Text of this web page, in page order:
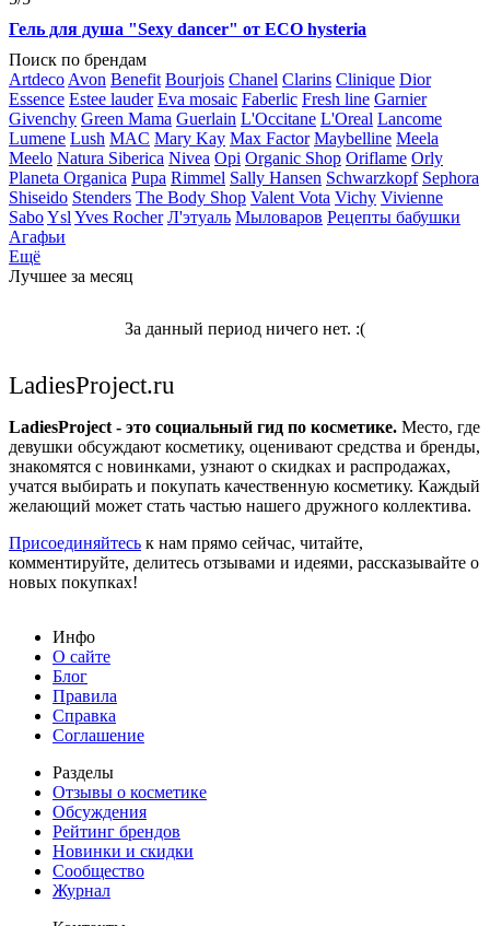
Гель для душа "Sexy dancer" от ECO hysteria
Поиск по брендам
Artdeco Avon Benefit Bourjois Chanel Clarins Clinique Dior
Essence Estee lauder Eva mosaic Faberlic Fresh line Garnier
Givenchy Green Mama Guerlain L'Occitane L'Oreal Lancome
Lumene Lush MAC Mary Kay Max Factor Maybelline Meela
Meelo Natura Siberica Nivea Opi Organic Shop Oriflame Orly
Planeta Organica Pupa Rimmel Sally Hansen Schwarzkopf Sephora
Shiseido Stenders The Body Shop Valent Vota Vichy Vivienne
SaboYsl Yves Rocher Л'этуаль Мыловаров Рецепты бабушки
Агафьи
Ещё
Лучшее за месяц
За данный период ничего нет. :(
LadiesProject.ru
LadiesProject - это социальный гид по косметике. Место, где
девушки обсуждают косметику, оценивают средства и бренды,
знакомятся с новинками, узнают о скидках и распродажах,
учатся выбирать и покупать качественную косметику. Каждый
желающий может стать частью нашего дружного коллектива.
Присоединяйтесь к нам прямо сейчас, читайте,
комментируйте, делитесь отзывами и идеями, рассказывайте о
новых покупках!
Инфо
О сайте
Блог
Правила
Справка
Соглашение
Разделы
Отзывы о косметике
Обсуждения
Рейтинг брендов
Новинки и скидки
Сообщество
Журнал